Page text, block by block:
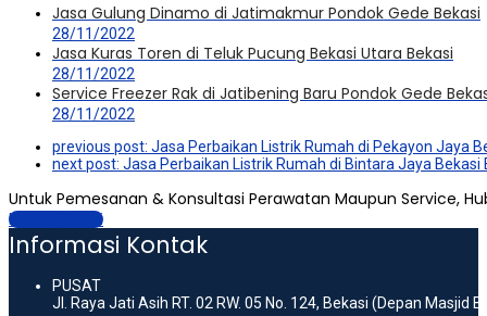
Jasa Gulung Dinamo di Jatimakmur Pondok Gede Bekasi
28/11/2022
Jasa Kuras Toren di Teluk Pucung Bekasi Utara Bekasi
28/11/2022
Service Freezer Rak di Jatibening Baru Pondok Gede
28/11/2022
previous post: Jasa Perbaikan Listrik Rumah di Pekayon Jaya
next post: Jasa Perbaikan Listrik Rumah di Bintara Jaya Bekasi
Untuk Pemesanan & Konsultasi Perawatan Maupun Service,
Hubungi Kami
Informasi Kontak
PUSAT
Jl. Raya Jati Asih RT. 02 RW. 05 No. 124, Bekasi (Depan Masjid